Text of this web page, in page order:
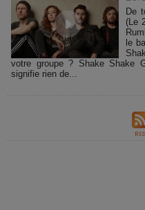
De
(Le
le
votre groupe ? Shake Shake
signifie rien de...